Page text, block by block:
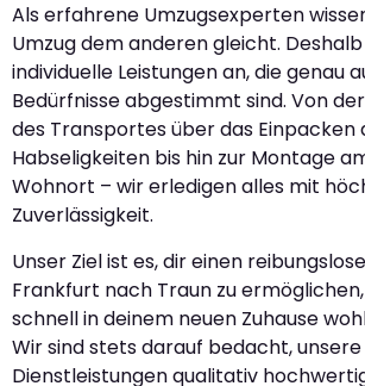
Als erfahrene Umzugsexperten
Umzug dem anderen gleicht.
individuelle Leistungen an, die genau
Bedürfnisse abgestimmt sind. Von
des Transportes über das Einpacken
Habseligkeiten bis hin zur Montage
Wohnort – wir erledigen alles mit
Zuverlässigkeit.
Unser Ziel ist es, dir einen
Frankfurt nach Traun zu
schnell in deinem neuen Zuhause
Wir sind stets darauf bedacht, unsere
Dienstleistungen qualitativ